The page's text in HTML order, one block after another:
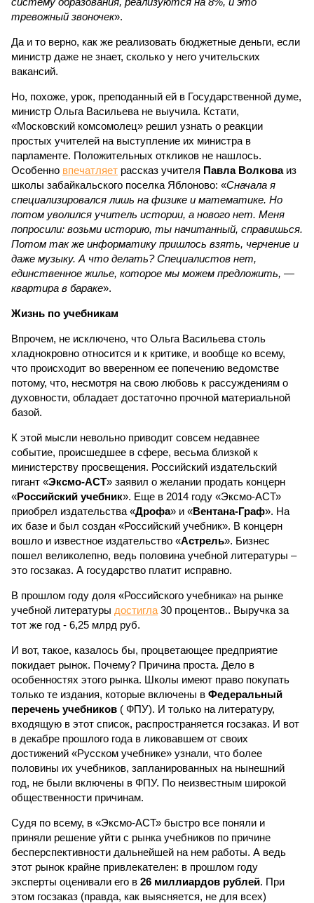
тревожный звоночек».
Да и то верно, как же реализовать бюджетные деньги, если
министр даже не знает, сколько у него учительских
вакансий.
Но, похоже, урок, преподанный ей в Государственной думе,
министр Ольга Васильева не выучила. Кстати,
«Московский комсомолец» решил узнать о реакции
простых учителей на выступление их министра в
парламенте. Положительных откликов не нашлось.
Особенно впечатляет рассказ учителя Павла Волковаиз
школы забайкальского поселка Яблоново: «Сначала я
специализировался лишь на физике и математике. Но
потом уволился учитель истории, а нового нет. Меня
попросили: возьми историю, ты начитанный, справишься.
Потом так же информатику пришлось взять, черчение и
даже музыку. А что делать? Специалистов нет,
единственное жилье, которое мы можем предложить, —
квартира в бараке».
Жизнь по учебникам
Впрочем, не исключено, что Ольга Васильева столь
хладнокровно относится и к критике, и вообще ко всему,
что происходит во вверенном ее попечению ведомстве
потому, что, несмотря на свою любовь к рассуждениям о
духовности, обладает достаточно прочной материальной
базой.
К этой мысли невольно приводит совсем недавнее
событие, происшедшее в сфере, весьма близкой к
министерству просвещения. Российский издательский
гигант «Эксмо-АСТ» заявил о желании продать концерн
«Российский учебник». Еще в 2014 году «Эксмо-АСТ»
приобрел издательства «Дрофа» и «Вентана-Граф». На
их базе и был создан «Российский учебник». В концерн
вошло и известное издательство «Астрель». Бизнес
пошел великолепно, ведь половина учебной литературы –
это госзаказ. А государство платит исправно.
В прошлом году доля «Российского учебника» на рынке
учебной литературы достигла 30 процентов.. Выручка за
тот же год - 6,25 млрд руб.
И вот, такое, казалось бы, процветающее предприятие
покидает рынок. Почему? Причина проста. Дело в
особенностях этого рынка. Школы имеют право покупать
только те издания, которые включены в Федеральный
перечень учебников ( ФПУ). И только на литературу,
входящую в этот список, распространяется госзаказ. И вот
в декабре прошлого года в ликовавшем от своих
достижений «Русском учебнике» узнали, что более
половины их учебников, запланированных на нынешний
год, не были включены в ФПУ. По неизвестным широкой
общественности причинам.
Судя по всему, в «Эксмо-АСТ» быстро все поняли и
приняли решение уйти с рынка учебников по причине
бесперспективности дальнейшей на нем работы. А ведь
этот рынок крайне привлекателен: в прошлом году
эксперты оценивали его в 26 миллиардов рублей. При
этом госзаказ (правда, как выясняется, не для всех)